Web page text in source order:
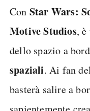
Con Star Wars:
Motive Studios, è
dello spazio a
spaziali. Ai fan
basterà salire a